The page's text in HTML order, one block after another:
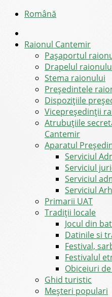
Română
Raionul Cantemir
Pașaportul
Drapelul
Stema raionului
Preşedintele
Dispozițiile
Vicepreşedinţii
Atrubuțiile
Cantemir
Aparatul
Serviciul
Serviciul
Serviciul
Serviciul
Primarii UAT
Tradiții locale
Jocul din
Datinile si
Festival,
Festivalul
Obiceiuri
Ghid turistic
Meşteri populari